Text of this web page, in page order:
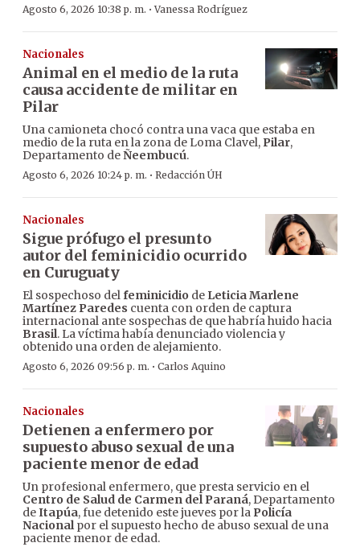
Agosto 6, 2026 10:38 p. m. ·Vanessa Rodríguez
Nacionales
Animal en el medio de la ruta
causa accidente de militar en
Pilar
Una camioneta chocó contra una vaca que estaba en
medio de la ruta en la zona de Loma Clavel, Pilar,
Departamento deÑeembucú.
Agosto 6, 2026 10:24 p. m. · Redacción ÚH
Nacionales
Sigue prófugo el presunto
autor del feminicidio ocurrido
en Curuguaty
El sospechoso delfeminicidio de Leticia Marlene
Martínez Paredes cuenta con orden de captura
internacional ante sospechas de que habría huido hacia
Brasil. La víctima había denunciado violencia y
obtenido una orden de alejamiento.
Agosto 6, 2026 09:56 p. m. · Carlos Aquino
Nacionales
Detienen a enfermero por
supuesto abuso sexual de una
paciente menor de edad
Un profesional enfermero, que presta servicio en el
Centro de Salud de Carmen del Paraná, Departamento
deItapúa, fue detenido este jueves por la Policía
Nacionalpor el supuesto hecho de abuso sexual de una
paciente menor de edad.